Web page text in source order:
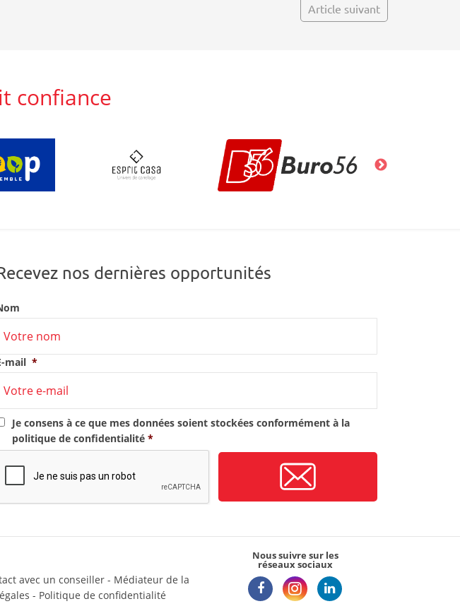
Article suivant
confiance
nos dernières opportunités
mail *
Je consens à ce que mes données soient stockées conformément à la
politique de confidentialité *
avec un conseiller - Médiateur de la
- Politique de confidentialité
Nous suivre sur les
réseaux sociaux